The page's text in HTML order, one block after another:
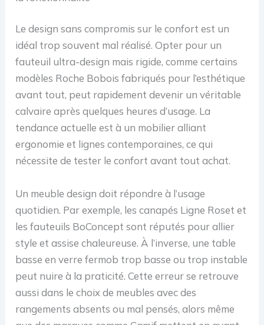
Le design sans compromis sur le confort est un
idéal trop souvent mal réalisé. Opter pour un
fauteuil ultra-design mais rigide, comme certains
modèles Roche Bobois fabriqués pour l’esthétique
avant tout, peut rapidement devenir un véritable
calvaire après quelques heures d’usage. La
tendance actuelle est à un mobilier alliant
ergonomie et lignes contemporaines, ce qui
nécessite de tester le confort avant tout achat.
Un meuble design doit répondre à l’usage
quotidien. Par exemple, les canapés Ligne Roset et
les fauteuils BoConcept sont réputés pour allier
style et assise chaleureuse. À l’inverse, une table
basse en verre fermob trop basse ou trop instable
peut nuire à la praticité. Cette erreur se retrouve
aussi dans le choix de meubles avec des
rangements absents ou mal pensés, alors même